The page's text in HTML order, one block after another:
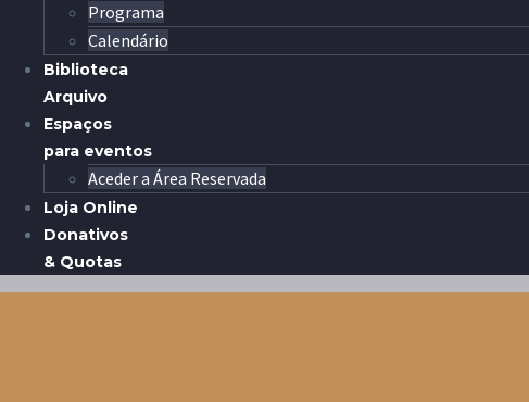
Programa
Calendário
Biblioteca
Arquivo
Espaços
para eventos
Aceder a Área Reservada
Loja Online
Donativos
& Quotas